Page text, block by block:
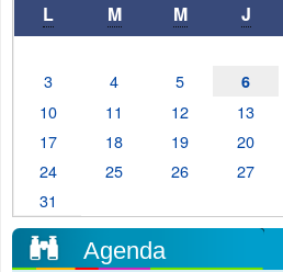
L M M J
3
4 5 6
10
11 12 13
17
18 19 20
24
25 26 27
31
Agenda